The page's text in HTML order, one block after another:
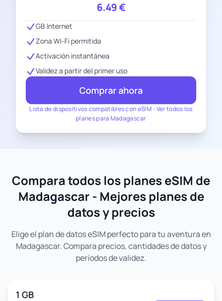
6.49€
Lista de dispositivos compatibles con eSIM- Ver todos los
planes para Madagascar
GB Internet
Zona Wi-Fi permitida
Activación instantánea
Validez a partir del primer uso
Comprar ahora
Compara todos los planes eSIM de
Madagascar - Mejores planes de
datos y precios
Elige el plan de datos eSIM perfecto para tu aventura en
Madagascar. Compara precios, cantidades de datos y
períodos de validez.
1 GB